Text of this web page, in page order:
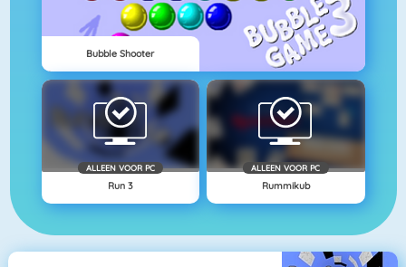
Bubble Shooter
ALLEEN VOOR PC
Run 3
ALLEEN VOOR PC
Rummikub